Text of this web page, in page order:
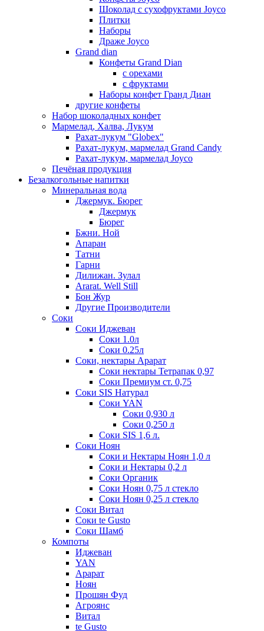
Шоколад с сухофруктами Joyco
Плитки
Наборы
Драже Joyco
Grand dian
Конфеты Grand Dian
с орехами
с фруктами
Наборы конфет Гранд Диан
другие конфеты
Набор шоколадных конфет
Мармелад, Халва, Лукум
Рахат-лукум "Globex"
Рахат-лукум, мармелад Grand Candy
Рахат-лукум, мармелад Joyco
Печёная продукция
Безалкогольные напитки
Минеральная вода
Джермук. Бюрег
Джермук
Бюрег
Бжни. Ной
Апаран
Татни
Гарни
Дилижан. Зулал
Ararat. Well Still
Бон Жур
Другие Производители
Соки
Соки Иджеван
Соки 1.0л
Соки 0.25л
Соки, нектары Арарат
Соки нектары Тетрапак 0,97
Соки Премиум ст. 0,75
Соки SIS Натурал
Соки YAN
Соки 0,930 л
Соки 0,250 л
Соки SIS 1,6 л.
Соки Ноян
Соки и Нектары Ноян 1,0 л
Соки и Нектары 0,2 л
Соки Органик
Соки Ноян 0,75 л стекло
Соки Ноян 0,25 л стекло
Соки Витал
Соки te Gusto
Соки Шамб
Компоты
Иджеван
YAN
Арарат
Ноян
Прошян Фуд
Агроянс
Витал
te Gusto